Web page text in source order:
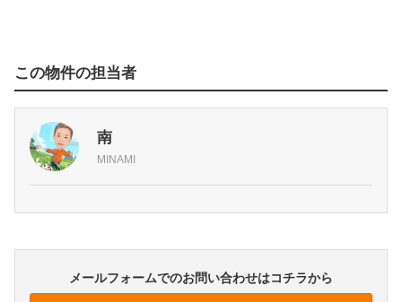
この物件の担当者
南
MINAMI
メールフォームでのお問い合わせはコチラから